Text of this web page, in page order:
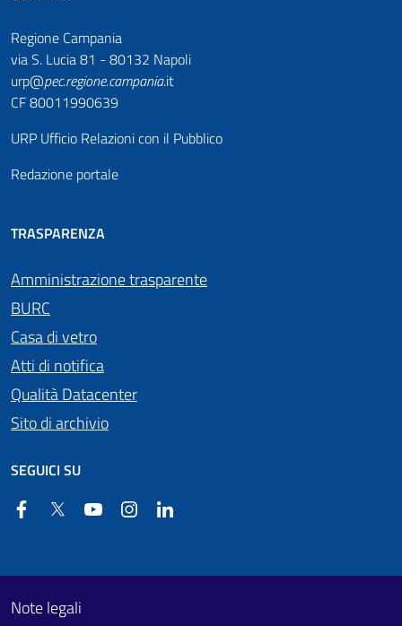
Regione Campania
via S. Lucia 81 - 80132 Napoli
urp@pec.regione.campania.it
CF 80011990639
URP Ufficio Relazioni con il Pubblico
Redazione portale
TRASPARENZA
Amministrazione trasparente
BURC
Casa di vetro
Atti di notifica
Qualità Datacenter
Sito di archivio
SEGUICI SU
FacebookTwitter YouTube Instagram
Footer First
Useful links section
Note legali